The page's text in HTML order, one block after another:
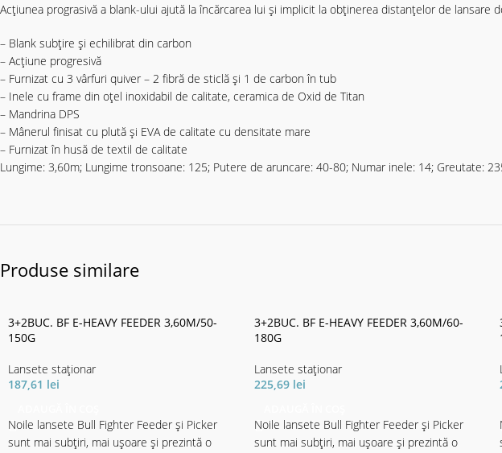
Acțiunea prograsivă a blank-ului ajută la încărcarea lui și implicit la obținerea distanțelor de lansare
– Blank subțire și echilibrat din carbon
– Acțiune progresivă
– Furnizat cu 3 vârfuri quiver – 2 fibră de sticlă și 1 de carbon în tub
– Inele cu frame din oțel inoxidabil de calitate, ceramica de Oxid de Titan
– Mandrina DPS
– Mânerul finisat cu plută și EVA de calitate cu densitate mare
– Furnizat în husă de textil de calitate
Lungime: 3,60m; Lungime tronsoane: 125; Putere de aruncare: 40-80; Numar inele: 14; Greutate:
Produse similare
3+2BUC. BF E-HEAVY FEEDER 3,60M/50-
150G
Lansete staţionar
187,61 lei
Noile lansete Bull Fighter Feeder și Picker
sunt mai subțiri, mai ușoare și prezintă o
3+2BUC. BF E-HEAVY FEEDER 3,60M/60-
180G
Lansete staţionar
225,69 lei
Noile lansete Bull Fighter Feeder și Picker
sunt mai subțiri, mai ușoare și prezintă o